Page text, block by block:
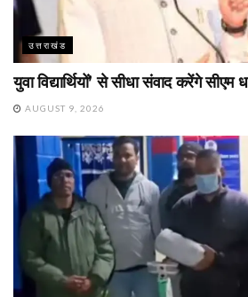
उत्तराखंड
युवा विद्यार्थियों’ से सीधा संवाद करेंगे सीएम
AUGUST 9, 2026